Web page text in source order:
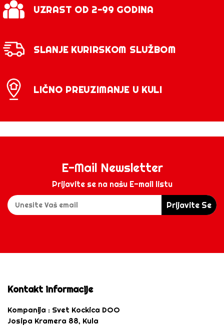
UZRAST OD 2-99 GODINA
SLANJE KURIRSKOM SLUŽBOM
LIČNO PREUZIMANJE U KULI
E-Mail Newsletter
Prijavite se na našu E-mail listu
Prijavite Se
Kontakt informacije
Kompanija : Svet Kockica DOO
Josipa Kramera 88, Kula